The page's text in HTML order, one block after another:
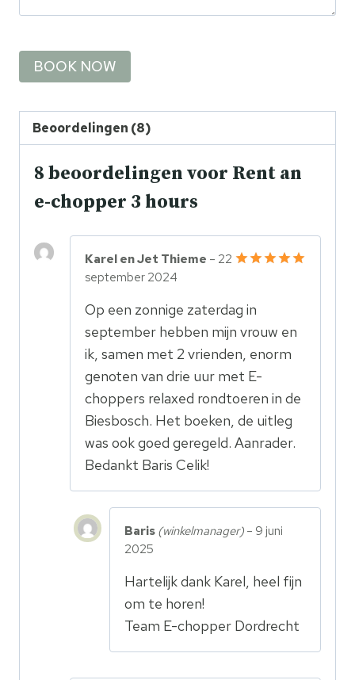
BOOK NOW
Beoordelingen (8)
8 beoordelingen voor Rent an
e-chopper 3 hours
Karel en Jet Thieme – 22
september 2024
Op een zonnige zaterdag in
september hebben mijn vrouw en
ik, samen met 2 vrienden, enorm
genoten van drie uur met E-
choppers relaxed rondtoeren in de
Biesbosch. Het boeken, de uitleg
was ook goed geregeld. Aanrader.
Bedankt Baris Celik!
Baris (winkelmanager) – 9 juni
2025
Hartelijk dank Karel, heel fijn
om te horen!
Team E-chopper Dordrecht